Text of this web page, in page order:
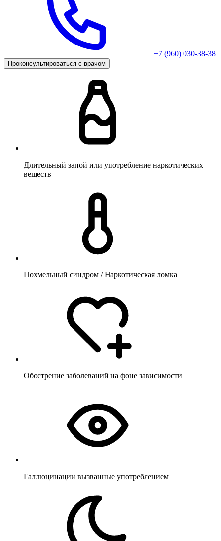
+7 (960) 030-38-38
Проконсультироваться с врачом
Длительный запой или употребление наркотических
веществ
Похмельный синдром / Наркотическая ломка
Обострение заболеваний на фоне зависимости
Галлюцинации вызванные употреблением